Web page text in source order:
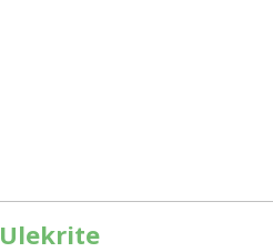
Ulekrite